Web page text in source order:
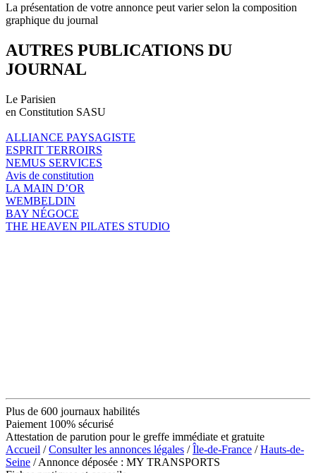
La présentation de votre annonce peut varier selon la composition
graphique du journal
AUTRES PUBLICATIONS DU
JOURNAL
Le Parisien
en Constitution SASU
ALLIANCE PAYSAGISTE
ESPRIT TERROIRS
NEMUS SERVICES
Avis de constitution
LA MAIN D’OR
WEMBELDIN
BAY NÉGOCE
THE HEAVEN PILATES STUDIO
Plus de 600 journaux habilités
Paiement 100% sécurisé
Attestation de parution pour le greffe immédiate et gratuite
Accueil /Consulter les annonces légales /Île-de-France /Hauts-de-
Seine / Annonce déposée : MY TRANSPORTS